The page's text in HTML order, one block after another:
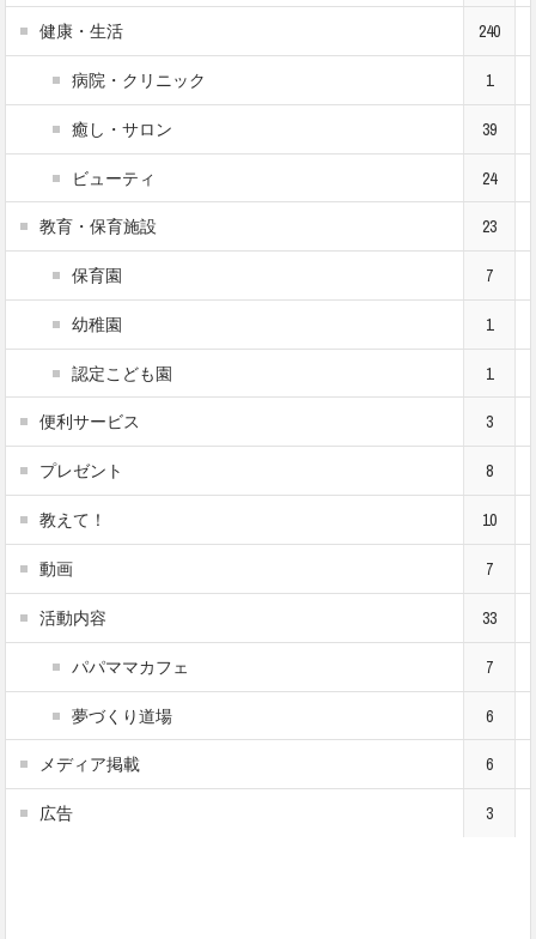
健康・生活 240
病院・クリニック 1
癒し・サロン 39
ビューティ 24
教育・保育施設 23
保育園 7
幼稚園 1
認定こども園 1
便利サービス 3
プレゼント 8
教えて！ 10
動画 7
活動内容 33
パパママカフェ 7
夢づくり道場 6
メディア掲載 6
広告 3